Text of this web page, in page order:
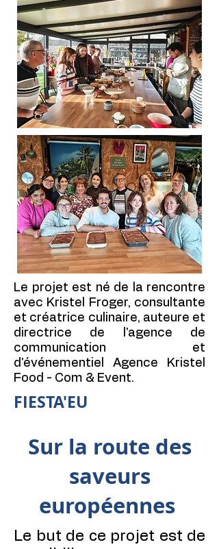
Le projet est né de la rencontre
avec Kristel Froger, consultante
et créatrice culinaire, auteure et
directrice de l'agence de
communication et
d'événementiel Agence Kristel
Food - Com & Event.
FIESTA'EU
Sur la route des
saveurs
européennes
Le but de ce projet est de